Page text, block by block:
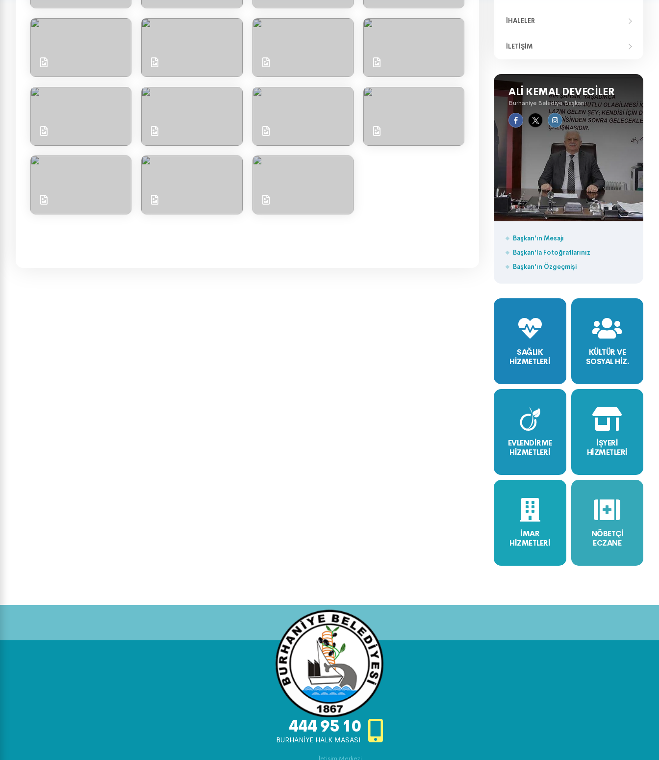
İHALELER
İLETIŞIM
ALI KEMAL DEVECILER
Burhaniye Belediye Başkanı
Başkan'ın Mesajı
Başkan'la Fotoğraflarınız
Başkan'ın Özgeçmişi
SAĞLIK
HİZMETLERİ
KÜLTÜR VE
SOSYAL HİZ.
EVLENDİRME
HİZMETLERİ
İŞYERİ
HİZMETLERİ
İMAR
HİZMETLERİ
NÖBETÇİ
ECZANE
444 95 10
BURHANİYE HALK MASASI
İletişim Merkezi